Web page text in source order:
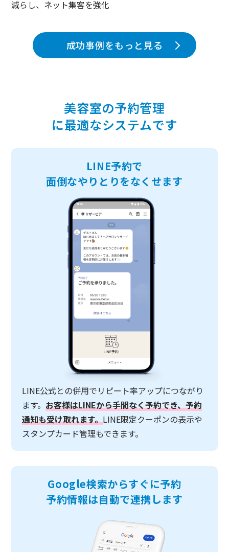
減らし、ネット集客を強化
成功事例をもっと見る
美容室の予約管理
に最適なシステムです
LINE予約で
面倒なやりとりをなくせます
LINE公式との併用でリピート率アップにつながり
ます。 お客様はLINEから手間なく予約でき、予約
通知も受け取れます。LINE限定クーポンの表示や
スタンプカード管理もできます。
Google検索からすぐに予約
予約情報は自動で連携します